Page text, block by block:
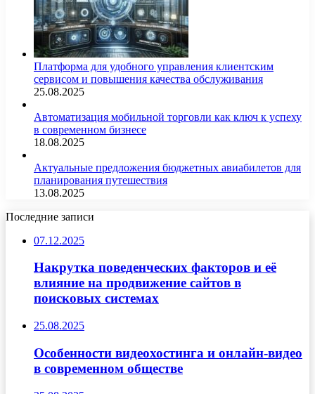
Платформа для удобного управления клиентским
сервисом и повышения качества обслуживания
25.08.2025
Автоматизация мобильной торговли как ключ к успеху
в современном бизнесе
18.08.2025
Актуальные предложения бюджетных авиабилетов для
планирования путешествия
13.08.2025
Последние записи
07.12.2025
Накрутка поведенческих факторов и её
влияние на продвижение сайтов в
поисковых системах
25.08.2025
Особенности видеохостинга и онлайн-видео
в современном обществе